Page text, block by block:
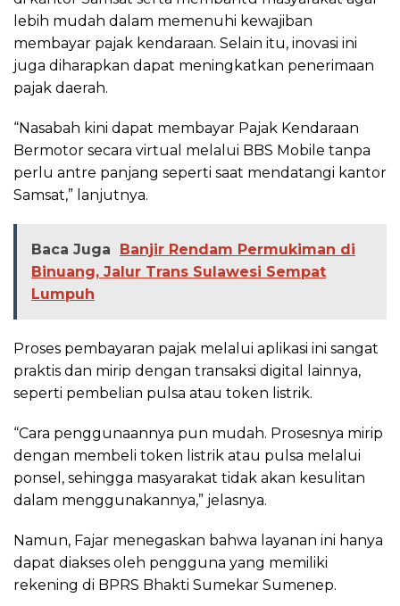
lebih mudah dalam memenuhi kewajiban
membayar pajak kendaraan. Selain itu, inovasi ini
juga diharapkan dapat meningkatkan penerimaan
pajak daerah.
“Nasabah kini dapat membayar Pajak Kendaraan
Bermotor secara virtual melalui BBS Mobile tanpa
perlu antre panjang seperti saat mendatangi kantor
Samsat,” lanjutnya.
Baca Juga
Banjir Rendam Permukiman di
Binuang, Jalur Trans Sulawesi Sempat
Lumpuh
Proses pembayaran pajak melalui aplikasi ini sangat
praktis dan mirip dengan transaksi digital lainnya,
seperti pembelian pulsa atau token listrik.
“Cara penggunaannya pun mudah. Prosesnya mirip
dengan membeli token listrik atau pulsa melalui
ponsel, sehingga masyarakat tidak akan kesulitan
dalam menggunakannya,” jelasnya.
Namun, Fajar menegaskan bahwa layanan ini hanya
dapat diakses oleh pengguna yang memiliki
rekening di BPRS Bhakti Sumekar Sumenep.